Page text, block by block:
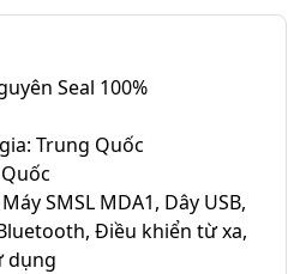
Seal 100%
Trung Quốc
SMSL MDA1, Dây USB,
Điều khiển từ xa,
dụng